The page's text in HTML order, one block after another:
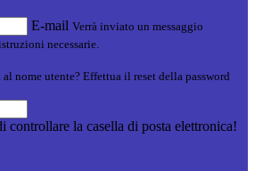
E-mail Verrà inviato un messaggio
necessarie.
nome utente? Effettua il reset della password
controllare la casella di posta elettronica!